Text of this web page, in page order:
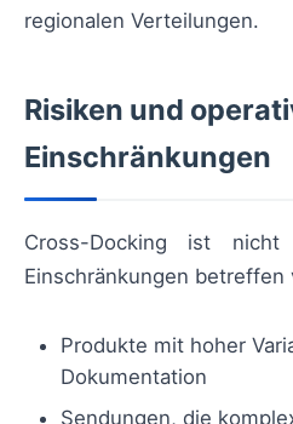
regionalen Verteilungen.
Risiken und
Einschränkungen
Cross-Docking ist nicht
Einschränkungen betreffen
Produkte mit hoher
Dokumentation
Sendungen, die